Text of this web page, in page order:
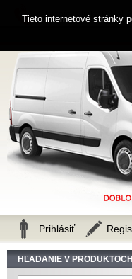
HĽADANIE V PRODUKTOCH
Zákaznícka linka 0914
Prihlásiť
Tieto internetové stránky